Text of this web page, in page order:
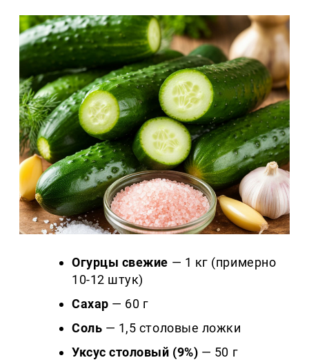
Огурцы свежие — 1 кг (примерно
10-12 штук)
Сахар — 60 г
Соль — 1,5 столовые ложки
Уксус столовый (9%) — 50 г